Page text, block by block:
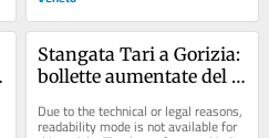
Stangata Tari a Gorizia:
bollette aumentate del
divampa la protesta
Due to the technical or legal reasons,
readability mode is not available for